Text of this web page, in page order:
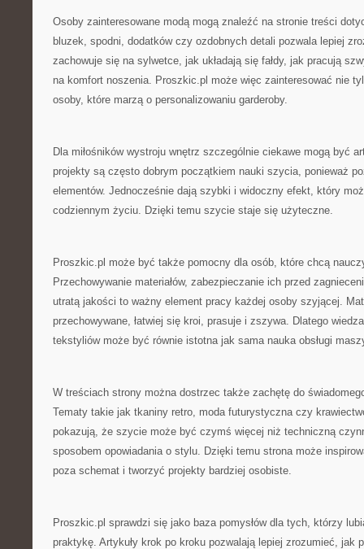
Osoby zainteresowane modą mogą znaleźć na stronie treści
bluzek, spodni, dodatków czy ozdobnych detali pozwala lepiej
zachowuje się na sylwetce, jak układają się fałdy, jak pracują
na komfort noszenia. Proszkic.pl może więc zainteresować nie
osoby, które marzą o personalizowaniu garderoby.
Dla miłośników wystroju wnętrz szczególnie ciekawe mogą być
projekty są często dobrym początkiem nauki szycia, ponieważ
elementów. Jednocześnie dają szybki i widoczny efekt, który
codziennym życiu. Dzięki temu szycie staje się użyteczne.
Proszkic.pl może być także pomocny dla osób, które chcą
Przechowywanie materiałów, zabezpieczanie ich przed
utratą jakości to ważny element pracy każdej osoby szyjącej.
przechowywane, łatwiej się kroi, prasuje i zszywa. Dlatego
tekstyliów może być równie istotna jak sama nauka obsługi
W treściach strony można dostrzec także zachętę do
Tematy takie jak tkaniny retro, moda futurystyczna czy
pokazują, że szycie może być czymś więcej niż techniczną
sposobem opowiadania o stylu. Dzięki temu strona może
poza schemat i tworzyć projekty bardziej osobiste.
Proszkic.pl sprawdzi się jako baza pomysłów dla tych, którzy
praktykę. Artykuły krok po kroku pozwalają lepiej zrozumieć, jak